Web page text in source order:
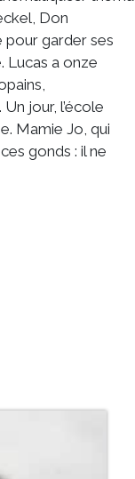
Don
pour garder ses
Lucas a onze
jour, l’école
Mamie Jo, qui
gonds : il ne